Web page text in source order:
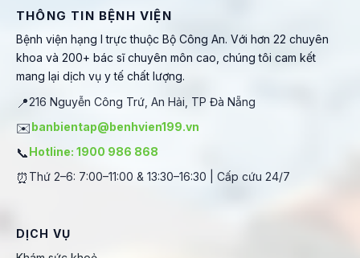
THÔNG TIN BỆNH VIỆN
Bệnh viện hạng I trực thuộc Bộ Công An. Với hơn 22 chuyên
khoa và 200+ bác sĩ chuyên môn cao, chúng tôi cam kết
mang lại dịch vụ y tế chất lượng.
📍216 Nguyễn Công Trứ, An Hải, TP Đà Nẵng
✉️banbientap@benhvien199.vn
📞Hotline: 1900 986 868
⏰ Thứ 2–6: 7:00–11:00 & 13:30–16:30 | Cấp cứu 24/7
DỊCH VỤ